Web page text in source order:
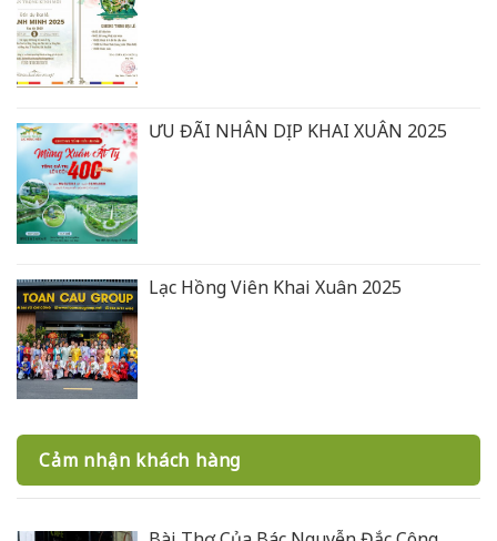
ƯU ĐÃI NHÂN DỊP KHAI XUÂN 2025
Lạc Hồng Viên Khai Xuân 2025
Cảm nhận khách hàng